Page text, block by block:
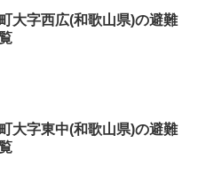
大字西広(和歌山県)の避難
大字東中(和歌山県)の避難